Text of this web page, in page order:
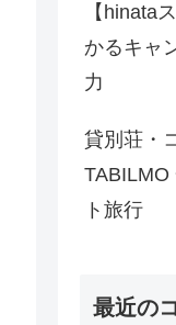
【hinata
かるキャ
力
貸別荘・
TABILMO
ト旅行
最近の